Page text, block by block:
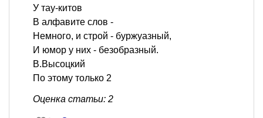
У тау-китов
В алфавите слов -
Немного, и строй - буржуазный,
И юмор у них - безобразный.
В.Высоцкий
По этому только 2
Оценка статьи: 2